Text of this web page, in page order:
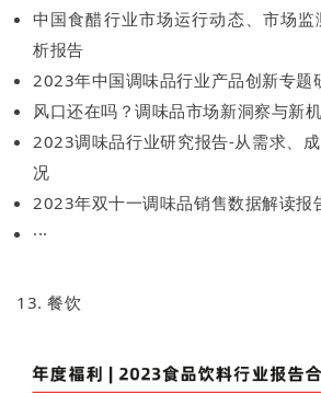
中国食醋行业市场运行动态、市场
析报告
2023年中国调味品行业产品创新专题
风口还在吗？调味品市场新洞察与新
2023调味品行业研究报告-从需求、
况
2023年双十一调味品销售数据解读报
···
13. 餐饮